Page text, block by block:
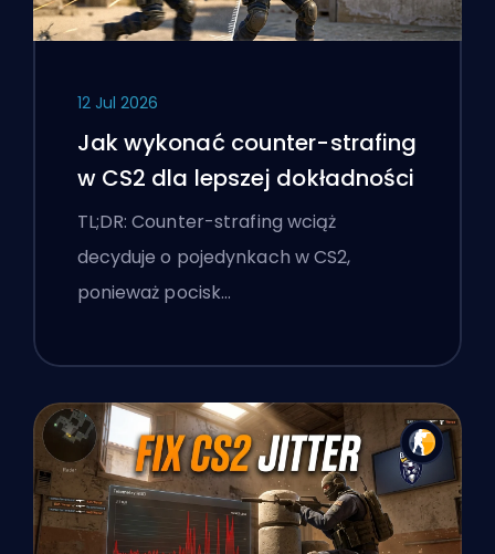
12 Jul 2026
Jak wykonać counter-strafing
w CS2 dla lepszej dokładności
TL;DR: Counter-strafing wciąż
decyduje o pojedynkach w CS2,
ponieważ pocisk…